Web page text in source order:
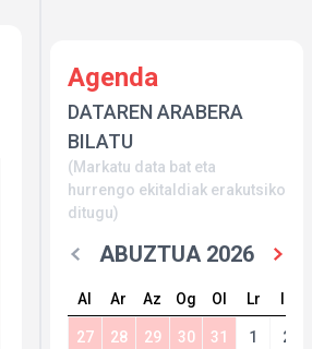
Agenda
DATAREN ARABERA
BILATU
(Markatu data bat eta
hurrengo ekitaldiak erakutsiko
ditugu)
ABUZTUA 2026
Al Ar Az Og Ol Lr Ig
27 28 29 30 31 1 2